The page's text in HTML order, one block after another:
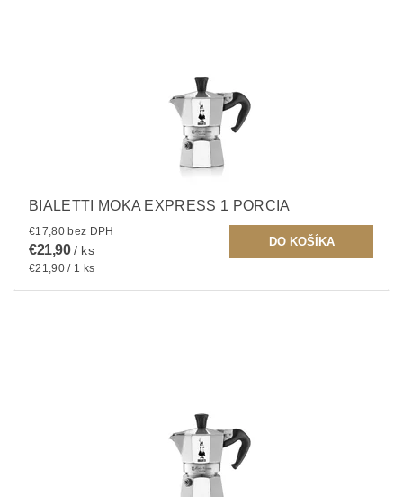
BIALETTI MOKA EXPRESS 1 PORCIA
€17,80 bez DPH
€21,90/ ks
€21,90 / 1 ks